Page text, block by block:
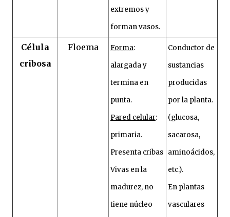
extremos y
forman vasos.
Célula
cribosa
Floema Forma:
alargada y
termina en
punta.
Pared celular:
primaria.
Presenta cribas
Vivas en la
madurez, no
tiene núcleo
Conductor de
sustancias
producidas
por la planta.
(glucosa,
sacarosa,
aminoácidos,
etc.).
En plantas
vasculares